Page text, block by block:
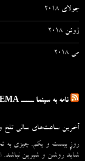
جولای 2018
ژوئن 2018
می 2018
نامه به سینما ـــــ LETTER TO CINEMA
آخرین ساعت‌های سالی تلخ و
روزِ بیست و یکم. چیزی به
شاید روشن و شیرین نباشد.